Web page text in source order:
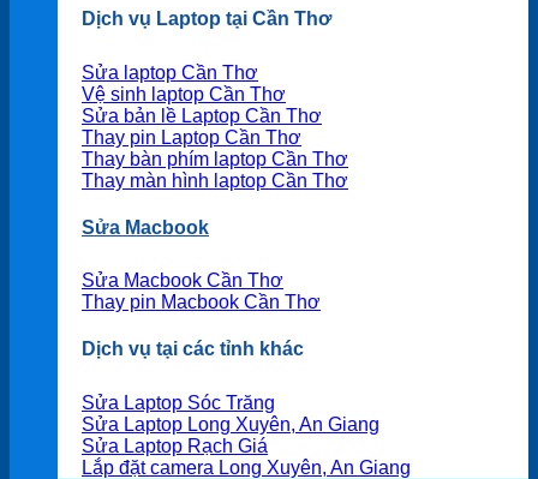
Dịch vụ Laptop tại Cần Thơ
Sửa laptop Cần Thơ
Vệ sinh laptop Cần Thơ
Sửa bản lề Laptop Cần Thơ
Thay pin Laptop Cần Thơ
Thay bàn phím laptop Cần Thơ
Thay màn hình laptop Cần Thơ
Sửa Macbook
Sửa Macbook Cần Thơ
Thay pin Macbook Cần Thơ
Dịch vụ tại các tỉnh khác
Sửa Laptop Sóc Trăng
Sửa Laptop Long Xuyên, An Giang
Sửa Laptop Rạch Giá
Lắp đặt camera Long Xuyên, An Giang